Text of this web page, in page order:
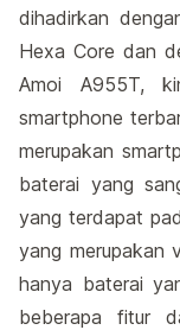
dihadirkan
Hexa Core dan
Amoi A955T,
smartphone
merupakan
baterai yang
yang terdapat
yang merupakan
hanya baterai
beberapa fitur